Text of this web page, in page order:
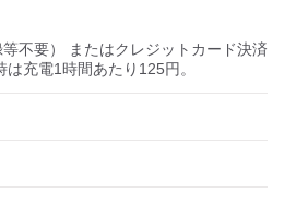
不要） またはクレジットカード決済
充電1時間あたり125円。